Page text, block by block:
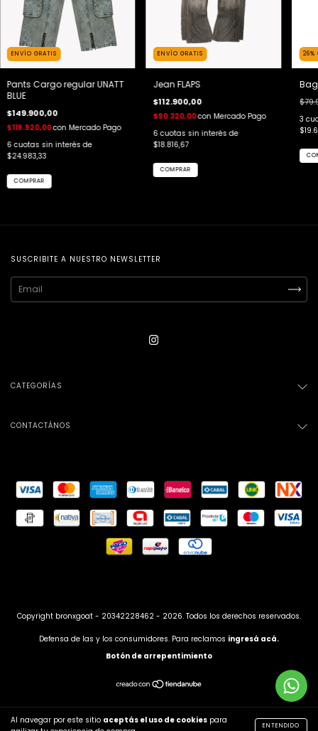
Al navegar por este sitio aceptás el uso de cookies para
ENTENDIDO
ENVÍO GRATIS
Pants Cargo regular UNATT
BLUE
$149.900,00
$119.920,00con Mercado Pago
6 cuotas sin interés de
$24.983,33
COMPRAR
ENVÍO GRATIS
Jean FLAPS
$112.900,00
$90.320,00con Mercado Pago
6 cuotas sin interés de
$18.816,67
COMPRAR
26%
3
SUSCRIBITE A NUESTRO NEWSLETTER
CATEGORÍAS
CONTACTÁNOS
Copyright bronxgoat - 20342228462 - 2026. Todos los derechos reservados.
Defensa de las y los consumidores. Para reclamos ingresá acá.
Botón de arrepentimiento